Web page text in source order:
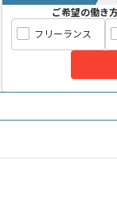
ご希望の働き
フリーランス